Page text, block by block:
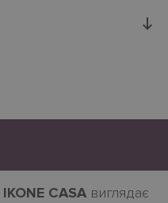
IKONE CASAвиглядає